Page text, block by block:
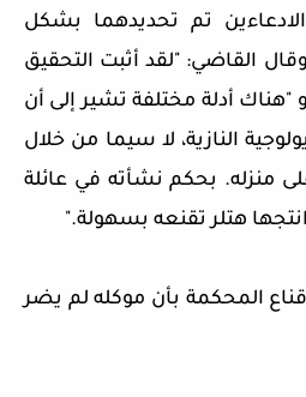
تم تحديدهما بشكل
القاضي: "لقد أثبت التحقيق
"هناك أدلة مختلفة تشير إلى أن
النازية، لا سيما من خلال
منزله. بحكم نشأته في عائلة
انتجها هتلر تقنعه بسهولة."
المحكمة بأن موكله لم يضر